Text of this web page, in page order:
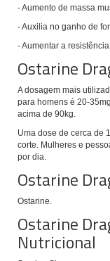
- Aumento de massa
- Auxilia no ganho de
- Aumentar a
Ostarine
A dosagem mais
para homens é 20-
acima de 90kg.
Uma dose de cerca de
corte. Mulheres e
por dia.
Ostarine
Ostarine.
Ostarine
Nutricional